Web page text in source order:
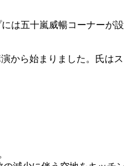
は五十嵐威暢コーナー
から始まりました。氏は